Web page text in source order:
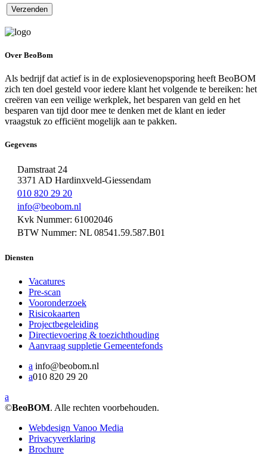
Over BeoBom
Als bedrijf dat actief is in de explosievenopsporing heeft BeoBOM
zich ten doel gesteld voor iedere klant het volgende te bereiken: het
creëren van een veilige werkplek, het besparen van geld en het
besparen van tijd door mee te denken met de klant en ieder
vraagstuk zo efficiënt mogelijk aan te pakken.
Gegevens
Damstraat 24
3371 AD Hardinxveld-Giessendam
010 820 29 20
info@beobom.nl
Kvk Nummer: 61002046
BTW Nummer: NL 08541.59.587.B01
Diensten
Vacatures
Pre-scan
Vooronderzoek
Risicokaarten
Projectbegeleiding
Directievoering & toezichthouding
Aanvraag suppletie Gemeentefonds
a info@beobom.nl
a010 820 29 20
a
©BeoBOM. Alle rechten voorbehouden.
Webdesign Vanoo Media
Privacyverklaring
Brochure